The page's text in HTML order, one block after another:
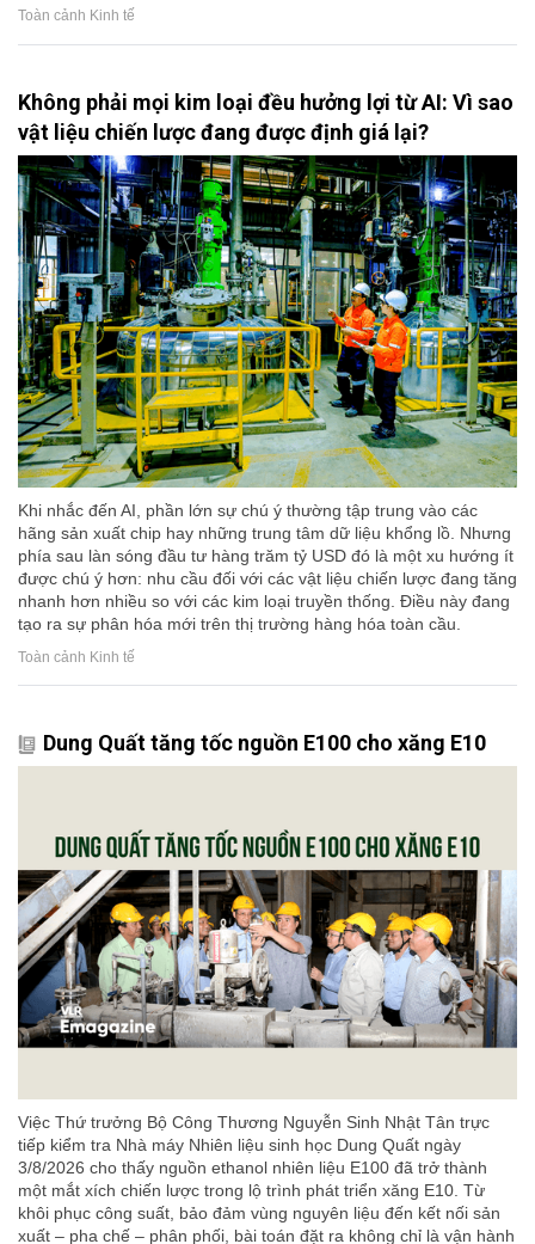
Toàn cảnh Kinh tế
Không phải mọi kim loại đều hưởng lợi từ AI: Vì sao
vật liệu chiến lược đang được định giá lại?
Khi nhắc đến AI, phần lớn sự chú ý thường tập trung vào các
hãng sản xuất chip hay những trung tâm dữ liệu khổng lồ. Nhưng
phía sau làn sóng đầu tư hàng trăm tỷ USD đó là một xu hướng ít
được chú ý hơn: nhu cầu đối với các vật liệu chiến lược đang tăng
nhanh hơn nhiều so với các kim loại truyền thống. Điều này đang
tạo ra sự phân hóa mới trên thị trường hàng hóa toàn cầu.
Toàn cảnh Kinh tế
Dung Quất tăng tốc nguồn E100 cho xăng E10
Việc Thứ trưởng Bộ Công Thương Nguyễn Sinh Nhật Tân trực
tiếp kiểm tra Nhà máy Nhiên liệu sinh học Dung Quất ngày
3/8/2026 cho thấy nguồn ethanol nhiên liệu E100 đã trở thành
một mắt xích chiến lược trong lộ trình phát triển xăng E10. Từ
khôi phục công suất, bảo đảm vùng nguyên liệu đến kết nối sản
xuất – pha chế – phân phối, bài toán đặt ra không chỉ là vận hành